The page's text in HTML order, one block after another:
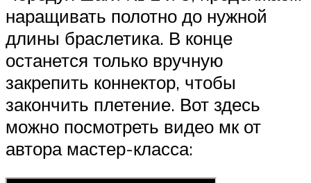
наращивать полотно до нужной
длины браслетика. В конце
останется только вручную
закрепить коннектор, чтобы
закончить плетение. Вот здесь
можно посмотреть видео мк от
автора мастер-класса: